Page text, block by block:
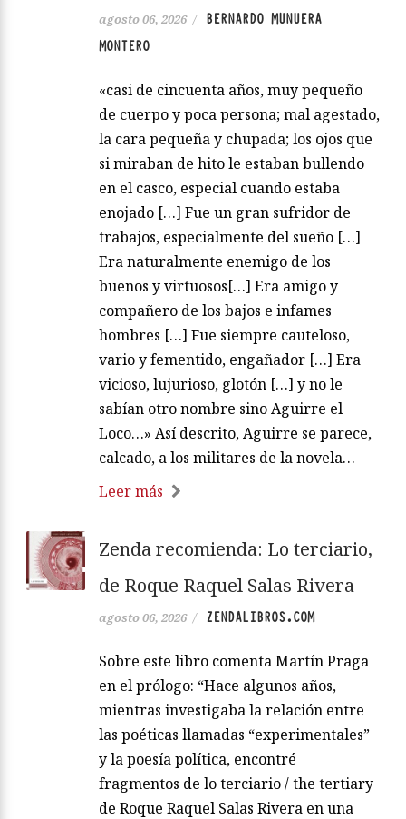
agosto 06, 2026 /
BERNARDO MUNUERA
MONTERO
«casi de cincuenta años, muy pequeño
de cuerpo y poca persona; mal agestado,
la cara pequeña y chupada; los ojos que
si miraban de hito le estaban bullendo
en el casco, especial cuando estaba
enojado […] Fue un gran sufridor de
trabajos, especialmente del sueño […]
Era naturalmente enemigo de los
buenos y virtuosos[…] Era amigo y
compañero de los bajos e infames
hombres […] Fue siempre cauteloso,
vario y fementido, engañador […] Era
vicioso, lujurioso, glotón […] y no le
sabían otro nombre sino Aguirre el
Loco…» Así descrito, Aguirre se parece,
calcado, a los militares de la novela…
Leer más
Zenda recomienda: Lo terciario,
de Roque Raquel Salas Rivera
agosto 06, 2026 / ZENDALIBROS.COM
Sobre este libro comenta Martín Praga
en el prólogo: “Hace algunos años,
mientras investigaba la relación entre
las poéticas llamadas “experimentales”
y la poesía política, encontré
fragmentos de lo terciario / the tertiary
de Roque Raquel Salas Rivera en una